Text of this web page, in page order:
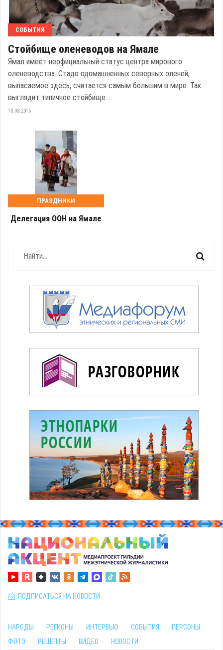
СОБЫТИЯ
Стойбище оленеводов на Ямале
Ямал имеет неофициальный статус центра мирового
оленеводства. Стадо одомашненных северных оленей,
выпасаемое здесь, считается самым большим в мире. Так
выглядит типичное стойбище ...
18.08.2016
ПРАЗДНИКИ
Делегация ООН на Ямале
ПОДПИСАТЬСЯ НА НОВОСТИ
НАРОДЫ РЕГИОНЫ ИНТЕРВЬЮ СОБЫТИЯ
ПЕРСОНЫ
ФОТО
РЕЦЕПТЫ ВИДЕО НОВОСТИ